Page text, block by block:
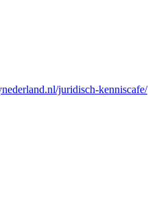
juridisch-kenniscafe/